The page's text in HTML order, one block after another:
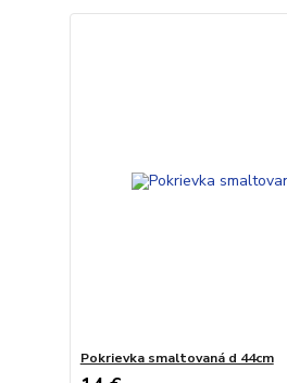
Pokrievka smaltovaná d 44cm